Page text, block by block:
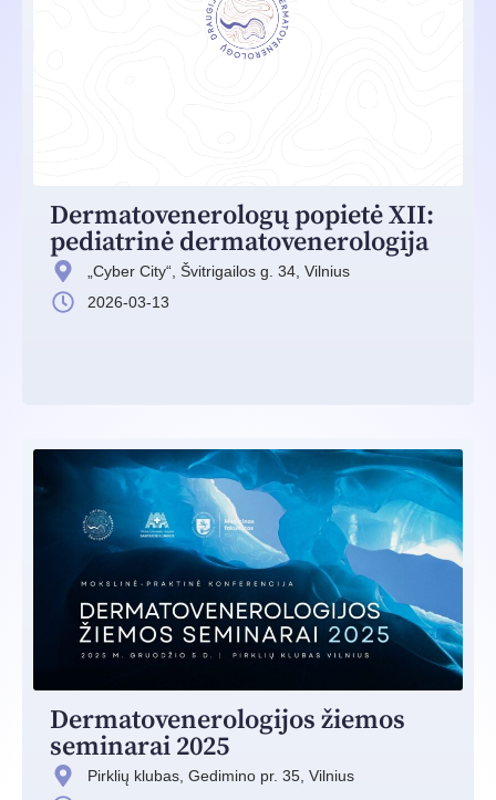
Dermatovenerologų popietė XII:
pediatrinė dermatovenerologija
„Cyber City“, Švitrigailos g. 34, Vilnius
2026-03-13
Dermatovenerologijos žiemos
seminarai 2025
Pirklių klubas, Gedimino pr. 35, Vilnius